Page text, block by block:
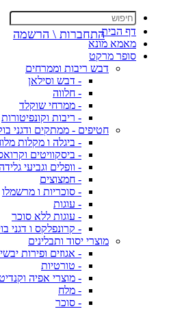
דף הבית
מאמא מונא
סופר מרקט
דבש ריבות וממרחים
- דבש וסילאן
- חלווה
- ממרחי שוקלד
- ריבות וקונפיטורות
חטיפים - ממתקים ודגני
- ביגלה ו מקלות
- ביסקוויטים
- וופלים וגביעי
- חמצוצים
- סוכריות ו מרשמלו
- עוגות
- עוגות ללא סוכר
- קרונפלקס ו דגני
מוצרי יסוד ותבלינים
- אגוזים ופירות
- טורטיות
- מוצרי אפיה
- מלח
- סוכר
התחברות \ הרשמה